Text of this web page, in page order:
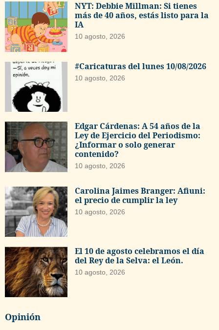
NYT: Debbie Millman: Si tienes
más de 40 años, estás listo para la
IA
10 agosto, 2026
#Caricaturas del lunes 10/08/2026
10 agosto, 2026
Edgar Cárdenas: A 54 años de la
Ley de Ejercicio del Periodismo:
¿Informar o solo generar
contenido?
10 agosto, 2026
Carolina Jaimes Branger: Afiuni:
el precio de cumplir la ley
10 agosto, 2026
El 10 de agosto celebramos el día
del Rey de la Selva: el León.
10 agosto, 2026
Opinión